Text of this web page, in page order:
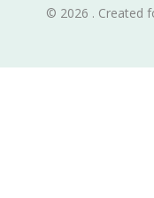
© 2026 . Created